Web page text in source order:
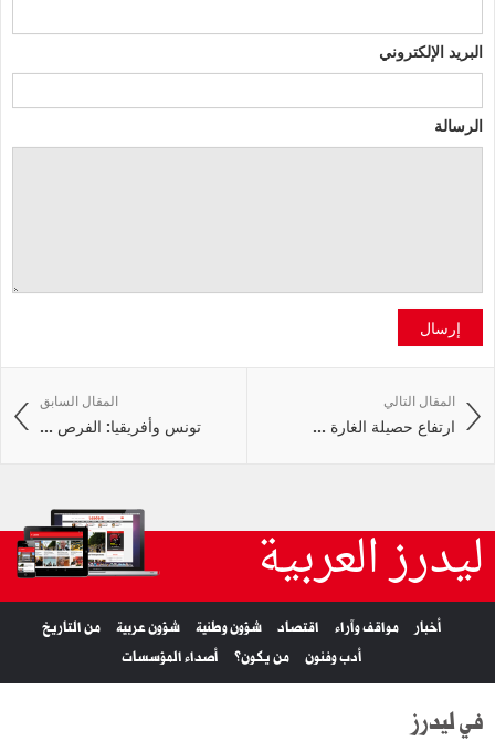
البريد الإلكتروني
الرسالة
إرسال
المقال السابق
تونس وأفريقيا: الفرص ...
المقال التالي
ارتفاع حصيلة الغارة ...
ليدرز العربية
أخبار مواقف وآراء اقتصاد شؤون وطنية شؤون عربية
من التاريخ
أدب وفنون
من يكون؟ أصداء المؤسسات
في ليدرز